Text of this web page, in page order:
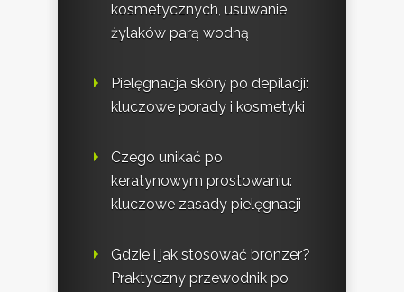
kosmetycznych, usuwanie
żylaków parą wodną
Pielęgnacja skóry po depilacji:
kluczowe porady i kosmetyki
Czego unikać po
keratynowym prostowaniu:
kluczowe zasady pielęgnacji
Gdzie i jak stosować bronzer?
Praktyczny przewodnik po